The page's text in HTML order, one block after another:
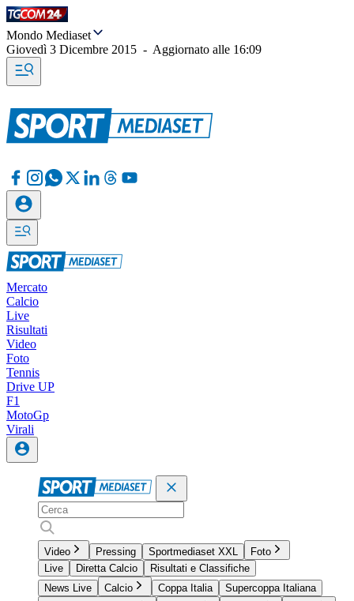
Mondo Mediaset
Giovedì 3 Dicembre 2015 - Aggiornato alle 16:09
Mercato
Calcio
Live
Risultati
Video
Foto
Tennis
Drive UP
F1
MotoGp
Virali
Video Pressing Sportmediaset XXL
Foto
Live
Diretta Calcio
Risultati e Classifiche
News Live
Calcio Coppa Italia
Supercoppa Italiana